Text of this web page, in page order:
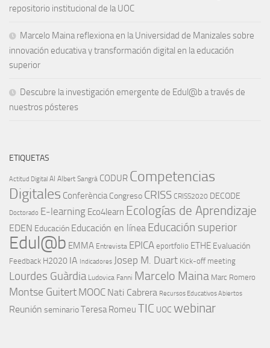
repositorio institucional de la UOC
Marcelo Maina reflexiona en la Universidad de Manizales sobre
innovación educativa y transformación digital en la educación
superior
Descubre la investigación emergente de Edul@b a través de
nuestros pósteres
ETIQUETAS
Actitud Digital AI Albert Sangrà CODUR Competencias
Digitales Conferència Congreso CRISS CRISS2020 DECODE
Doctorado E-learning Eco4learn Ecologías de Aprendizaje
EDEN Educación Educación en línea Educación superior
Edul@b EMMA Entrevista EPICA eportfolio ETHE Evaluación
Feedback H2020 IA Indicadores Josep M. Duart Kick-off meeting
Lourdes Guàrdia Ludovica Fanni Marcelo Maina Marc Romero
Montse Guitert MOOC Nati Cabrera Recursos Educativos Abiertos
Reunión seminarioTeresa Romeu TIC UOC webinar